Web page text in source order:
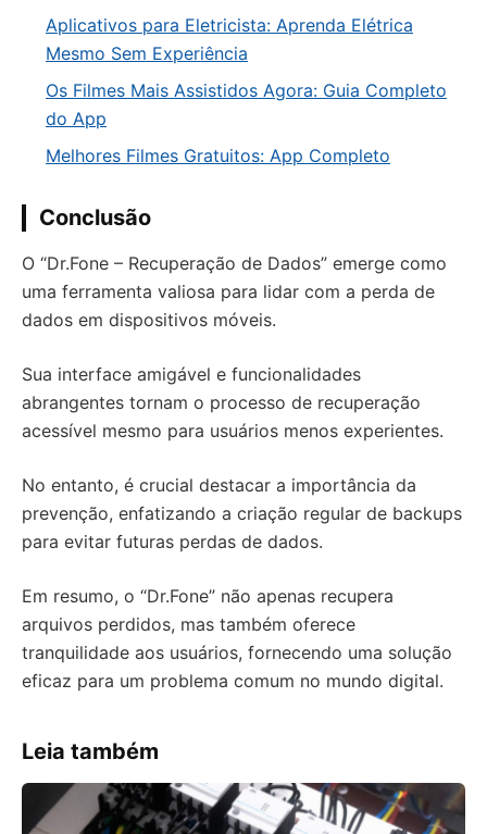
Aplicativos para Eletricista: Aprenda Elétrica
Mesmo Sem Experiência
Os Filmes Mais Assistidos Agora: Guia Completo
do App
Melhores Filmes Gratuitos: App Completo
Conclusão
O “Dr.Fone – Recuperação de Dados” emerge como
uma ferramenta valiosa para lidar com a perda de
dados em dispositivos móveis.
Sua interface amigável e funcionalidades
abrangentes tornam o processo de recuperação
acessível mesmo para usuários menos experientes.
No entanto, é crucial destacar a importância da
prevenção, enfatizando a criação regular de backups
para evitar futuras perdas de dados.
Em resumo, o “Dr.Fone” não apenas recupera
arquivos perdidos, mas também oferece
tranquilidade aos usuários, fornecendo uma solução
eficaz para um problema comum no mundo digital.
Leia também